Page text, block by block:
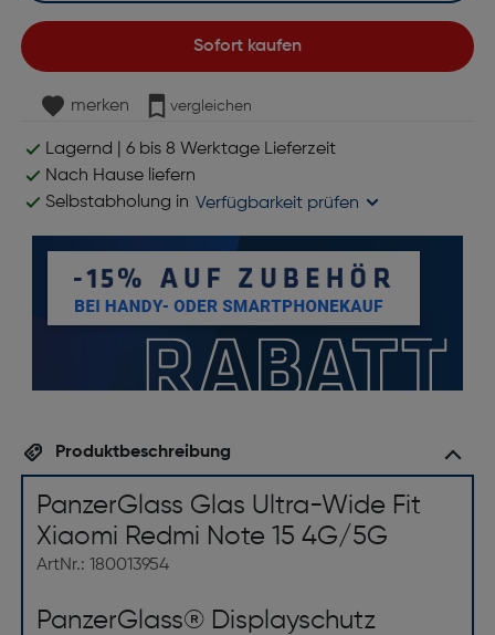
Sofort kaufen
merken vergleichen
Lagernd | 6 bis 8 Werktage Lieferzeit
Nach Hause liefern
Selbstabholung in Verfügbarkeit prüfen
Produktbeschreibung
PanzerGlass Glas Ultra-Wide Fit
Xiaomi Redmi Note 15 4G/5G
ArtNr.: 180013954
PanzerGlass® Displayschutz